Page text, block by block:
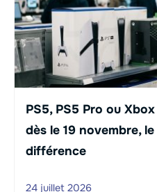
PS5, PS5 Pro ou
dès le 19 novembre,
différence
24 juillet 2026